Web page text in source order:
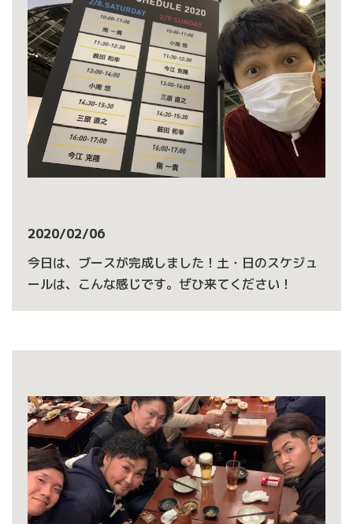
2020/02/06
今日は、ブースが完成しました！土・日のスケジュ
ールは、こんな感じです。ぜひ来てください！